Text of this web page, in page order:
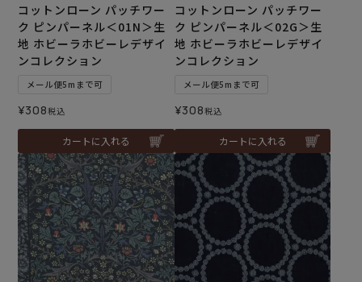
コットンローン パッチワー
ク ピンパーネル＜01N＞生
地 ホビーラホビーレデザイ
ンコレクション
メール便5mまで可
¥308税込
カートに入れる
コットンローン パッチワー
ク ピンパーネル＜02G＞生
地 ホビーラホビーレデザイ
ンコレクション
メール便5mまで可
¥308税込
カートに入れる